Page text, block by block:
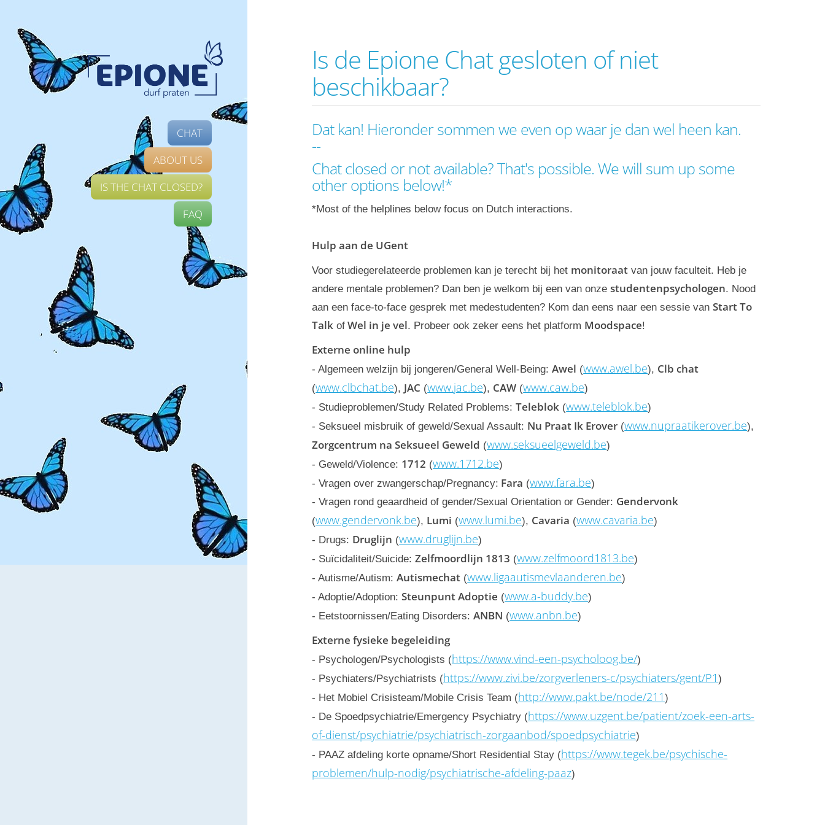
CHAT
ABOUT US
IS THE CHAT CLOSED?
FAQ
Is de Epione Chat gesloten of niet
beschikbaar?
Dat kan! Hieronder sommen we even op waar je dan wel heen kan.
--
Chat closed or not available? That's possible. We will sum up some
other options below!*
*Most of the helplines below focus on Dutch interactions.
Hulp aan de UGent
Voor studiegerelateerde problemen kan je terecht bij het monitoraat van jouw faculteit. Heb je
andere mentale problemen? Dan ben je welkom bij een van onzestudentenpsychologen. Nood
aan een face-to-face gesprek met medestudenten? Kom dan eens naar een sessie vanStart To
Talk of Wel in je vel. Probeer ook zeker eens het platform Moodspace!
Externe online hulp
- Algemeen welzijn bij jongeren/General Well-Being:Awel (www.awel.be), Clb chat
(www.clbchat.be), JAC (www.jac.be), CAW (www.caw.be)
- Studieproblemen/Study Related Problems:Teleblok (www.teleblok.be)
- Seksueel misbruik of geweld/Sexual Assault: Nu Praat Ik Erover (www.nupraatikerover.be),
Zorgcentrum na Seksueel Geweld (www.seksueelgeweld.be)
- Geweld/Violence: 1712 (www.1712.be)
- Vragen over zwangerschap/Pregnancy: Fara (www.fara.be)
- Vragen rond geaardheid of gender/Sexual Orientation or Gender: Gendervonk
(www.gendervonk.be), Lumi (www.lumi.be), Cavaria (www.cavaria.be)
- Drugs: Druglijn (www.druglijn.be)
- Suïcidaliteit/Suicide:Zelfmoordlijn 1813 (www.zelfmoord1813.be)
- Autisme/Autism:Autismechat (www.ligaautismevlaanderen.be)
- Adoptie/Adoption:Steunpunt Adoptie (www.a-buddy.be)
- Eetstoornissen/Eating Disorders:ANBN (www.anbn.be)
Externe fysieke begeleiding
- Psychologen/Psychologists (https://www.vind-een-psycholoog.be/)
- Psychiaters/Psychiatrists (https://www.zivi.be/zorgverleners-c/psychiaters/gent/P1)
- Het Mobiel Crisisteam/Mobile Crisis Team (http://www.pakt.be/node/211)
- De Spoedpsychiatrie/Emergency Psychiatry (https://www.uzgent.be/patient/zoek-een-arts-
of-dienst/psychiatrie/psychiatrisch-zorgaanbod/spoedpsychiatrie)
- PAAZ afdeling korte opname/Short Residential Stay (https://www.tegek.be/psychische-
problemen/hulp-nodig/psychiatrische-afdeling-paaz)